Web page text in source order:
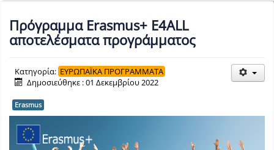
Πρόγραμμα Erasmus+ E4ALL
αποτελέσματα προγράμματος
Κατηγορία: ΕΥΡΩΠΑΪΚΑ ΠΡΟΓΡΑΜΜΑΤΑ
Δημοσιεύθηκε : 01 Δεκεμβρίου 2022
Erasmus